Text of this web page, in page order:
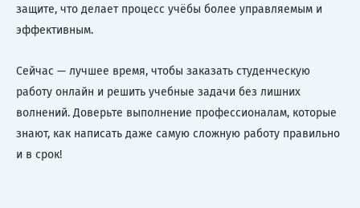
защите, что делает процесс учёбы более управляемым и
эффективным.
Сейчас — лучшее время, чтобы заказать студенческую
работу онлайн и решить учебные задачи без лишних
волнений. Доверьте выполнение профессионалам, которые
знают, как написать даже самую сложную работу правильно
и в срок!